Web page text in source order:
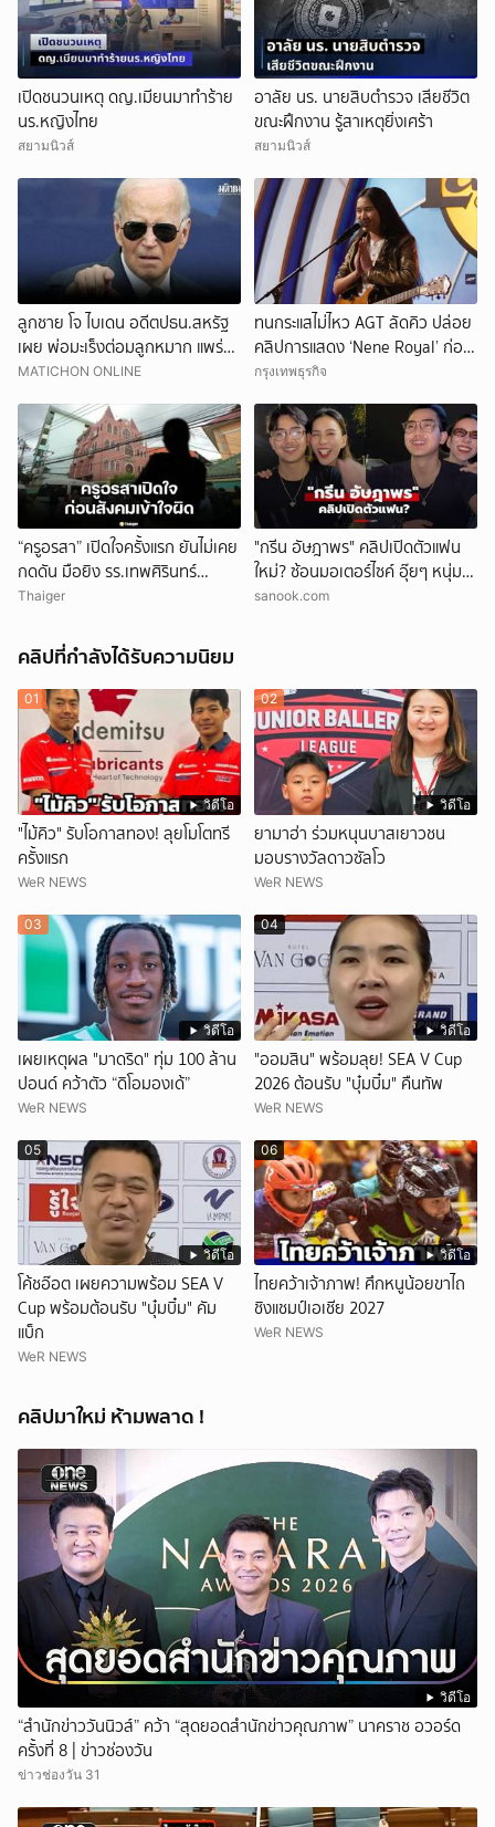
เปิดชนวนเหตุ ดญ.เมียนมาทำร้าย
นร.หญิงไทย
สยามนิวส์
อาลัย นร. นายสิบตำรวจ เสียชีวิต
ขณะฝึกงาน รู้สาเหตุยิ่งเศร้า
สยามนิวส์
ลูกชาย โจ ไบเดน อดีตปธน.สหรัฐ
เผย พ่อมะเร็งต่อมลูกหมาก แพร่
ลามไปอวัยวะอื่น สุดเจ็บปวด
MATICHON ONLINE
ทนกระแสไม่ไหว AGT ลัดคิว ปล่อย
คลิปการแสดง ‘Nene Royal’ ก่อน
กำหนด
กรุงเทพธุรกิจ
“ครูอรสา” เปิดใจครั้งแรก ยันไม่เคย
กดดัน มือยิง รร.เทพศิรินทร์
นนทบุรี
Thaiger
"กรีน อัษฎาพร" คลิปเปิดตัวแฟน
ใหม่? ซ้อนมอเตอร์ไซค์ อุ๊ยๆ หนุ่ม
หน้าคุ้นๆ
sanook.com
คลิปที่กำลังได้รับความนิยม
วิดีโอ
01
"ไม้คิว" รับโอกาสทอง! ลุยโมโตทรี
ครั้งแรก
WeR NEWS
วิดีโอ
02
ยามาฮ่า ร่วมหนุนบาสเยาวชน
มอบรางวัลดาวซัลโว
WeR NEWS
วิดีโอ
03
เผยเหตุผล "มาดริด" ทุ่ม 100 ล้าน
ปอนด์ คว้าตัว “ดิโอมองเด้”
WeR NEWS
วิดีโอ
04
"ออมสิน" พร้อมลุย! SEA V Cup
2026 ต้อนรับ "บุ๋มบิ๋ม" คืนทัพ
WeR NEWS
วิดีโอ
05
โค้ชอ๊อต เผยความพร้อม SEA V
Cup พร้อมต้อนรับ "บุ๋มบิ๋ม" คัม
แบ็ก
WeR NEWS
วิดีโอ
06
ไทยคว้าเจ้าภาพ! ศึกหนูน้อยขาไถ
ชิงแชมป์เอเชีย 2027
WeR NEWS
คลิปมาใหม่ ห้ามพลาด !
วิดีโอ
“สำนักข่าววันนิวส์” คว้า “สุดยอดสำนักข่าวคุณภาพ” นาคราช อวอร์ด
ครั้งที่ 8 | ข่าวช่องวัน
ข่าวช่องวัน 31